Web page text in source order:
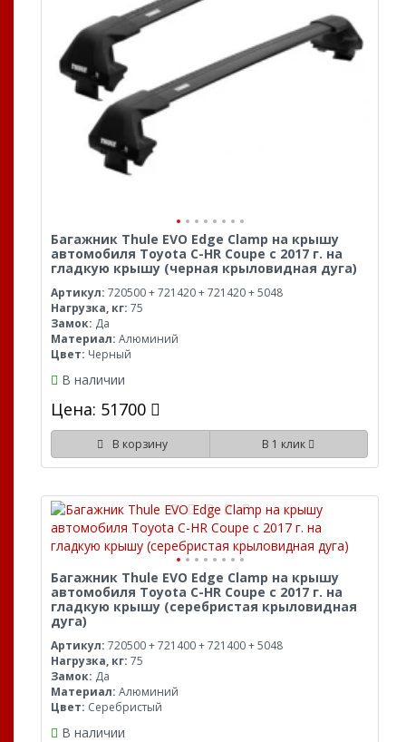
Багажник Thule EVO Edge Clamp на крышу
автомобиля Toyota C-HR Coupe с 2017 г. на
гладкую крышу (черная крыловидная дуга)
Артикул: 720500 + 721420 + 721420 + 5048
Нагрузка, кг: 75
Замок: Да
Материал: Алюминий
Цвет: Черный
В наличии
Цена: 51700
В корзину В 1 клик
Багажник Thule EVO Edge Clamp на крышу
автомобиля Toyota C-HR Coupe с 2017 г. на
гладкую крышу (серебристая крыловидная
дуга)
Артикул: 720500 + 721400 + 721400 + 5048
Нагрузка, кг: 75
Замок: Да
Материал: Алюминий
Цвет: Серебристый
В наличии